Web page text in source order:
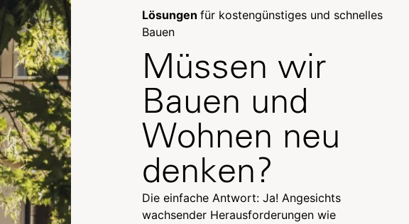
Lösungen für kostengünstiges und schnelles
Bauen
Müssen wir
Bauen und
Wohnen neu
denken?
Die einfache Antwort: Ja! Angesichts
wachsender Herausforderungen wie